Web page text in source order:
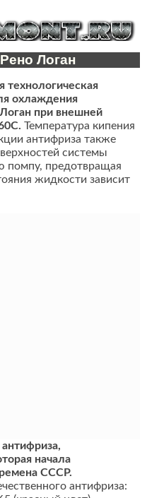
Логан
технологическая
охлаждения
при внешней
Температура кипения
антифриза также
системы
помпу, предотвращая
жидкости зависит
начала
СССР.
антифриза: